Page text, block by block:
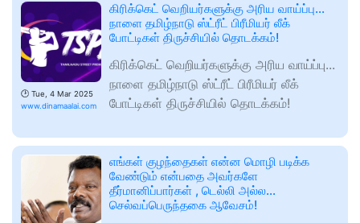
🕑 Tue, 4 Mar 2025
www.dinamaalai.com
கிரிக்கெட் வெறியர்களுக்கு அரிய வாய்ப்பு...
நாளை தமிழ்நாடு ஸ்ட்ரீட் பிரீமியர் லீக்
போட்டிகள் திருச்சியில் தொடக்கம்!
கிரிக்கெட் வெறியர்களுக்கு அரிய வாய்ப்பு...
நாளை தமிழ்நாடு ஸ்ட்ரீட் பிரீமியர் லீக்
போட்டிகள் திருச்சியில் தொடக்கம்!
எங்கள் குழந்தைகள் என்ன மொழி படிக்க
வேண்டும் என்பதை அவர்களே
தீர்மானிப்பார்கள் , டெல்லி அல்ல...
செல்வப்பெருந்தகை ஆவேசம்!